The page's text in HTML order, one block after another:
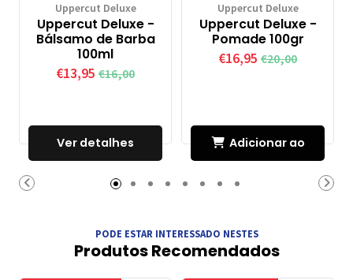
Uppercut Deluxe
Uppercut Deluxe -
Bálsamo de Barba
100ml
€13,95 €16,00
Ver detalhes
Uppercut Deluxe
Uppercut Deluxe -
Pomade 100gr
€16,95 €20,00
Adicionar ao
Carrinho
PODE ESTAR INTERESSADO NESTES
Produtos Recomendados